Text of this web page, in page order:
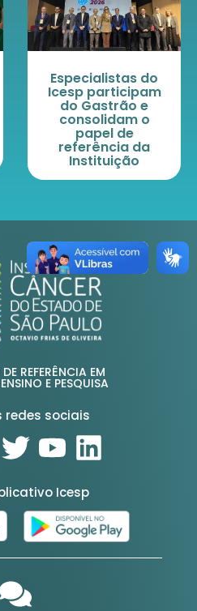
Especialistas do
Icesp participam
do Gastrão e
consolidam o
papel de
referência da
Instituição
REFERÊNCIA EM
E PESQUISA
redes sociais
Icesp